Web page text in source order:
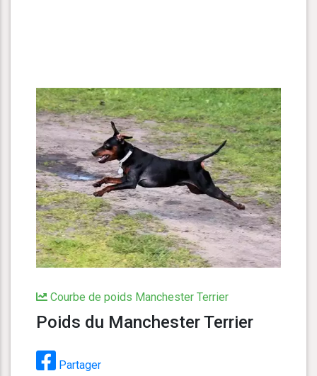
Courbe de poids Manchester Terrier
Poids du Manchester Terrier
Partager